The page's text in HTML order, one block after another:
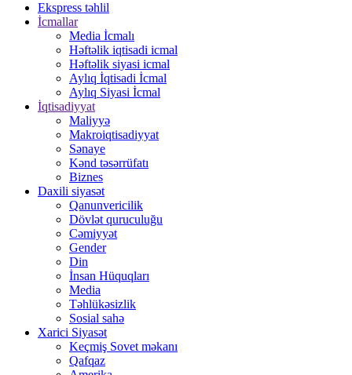
Ekspress təhlil
İcmallar
Media İcmalı
Həftəlik iqtisadi icmal
Həftəlik siyasi icmal
Aylıq İqtisadi İcmal
Aylıq Siyasi İcmal
İqtisadiyyat
Maliyyə
Makroiqtisadiyyat
Sənaye
Kənd təsərrüfatı
Biznes
Daxili siyasət
Qanunvericilik
Dövlət quruculuğu
Cəmiyyət
Gender
Din
İnsan Hüquqları
Media
Təhlükəsizlik
Sosial sahə
Xarici Siyasət
Keçmiş Sovet məkanı
Qafqaz